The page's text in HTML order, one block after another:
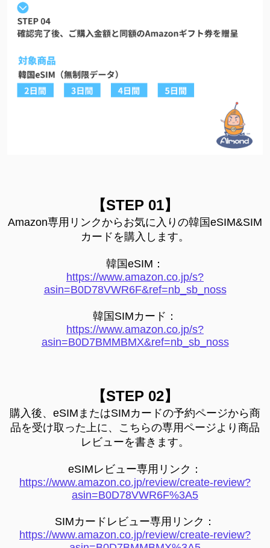
【STEP 01】
Amazon専用リンクからお気に入りの韓国eSIM&SIM
カードを購入します。
韓国eSIM：
https://www.amazon.co.jp/s?
asin=B0D78VWR6F&ref=nb_sb_noss
韓国SIMカード：
https://www.amazon.co.jp/s?
asin=B0D7BMMBMX&ref=nb_sb_noss
【STEP 02】
購入後、eSIMまたはSIMカードの予約ページから商
品を受け取った上に、こちらの専用ページより商品
レビューを書きます。
eSIMレビュー専用リンク：
https://www.amazon.co.jp/review/create-review?
asin=B0D78VWR6F%3A5
SIMカードレビュー専用リンク：
https://www.amazon.co.jp/review/create-review?